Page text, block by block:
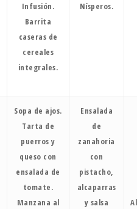
Infusión.
Barrita
caseras de
cereales
integrales.
Nísperos.
Sopa de ajos.
Tarta de
puerros y
queso con
ensalada de
tomate.
Manzana al
Ensalada
de
zanahoria
con
pistacho,
alcaparras
y salsa